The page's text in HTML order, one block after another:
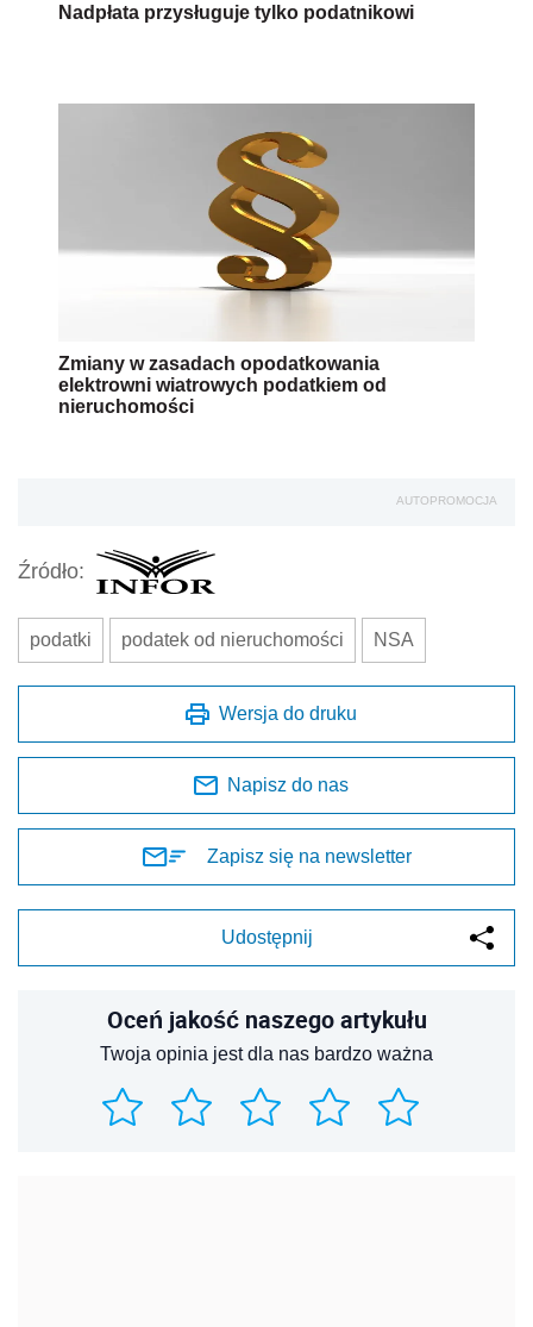
Nadpłata przysługuje tylko podatnikowi
Zmiany w zasadach opodatkowania
elektrowni wiatrowych podatkiem od
nieruchomości
AUTOPROMOCJA
Źródło:
podatki podatek od nieruchomości NSA
Wersja do druku
Napisz do nas
Zapisz się na newsletter
Udostępnij
Oceń jakość naszego artykułu
Twoja opinia jest dla nas bardzo ważna